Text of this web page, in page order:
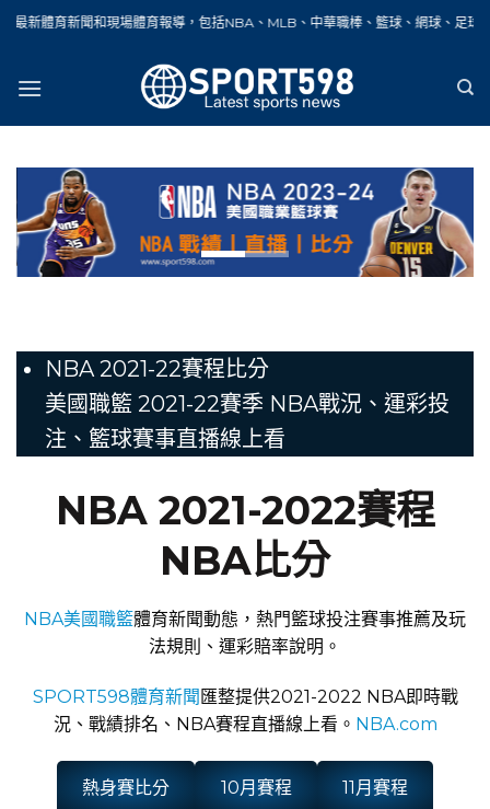
Skip現場體育報導，包括NBA、MLB、中華職棒、籃球、網球、足球、賽車、自行
NBA 2021-22賽程比分
美國職籃 2021-22賽季 NBA戰況、運彩投
注、籃球賽事直播線上看
NBA 2021-2022賽程
NBA比分
NBA美國職籃體育新聞動態，熱門籃球投注賽事推薦及玩
法規則、運彩賠率說明。
SPORT598體育新聞 匯整提供2021-2022 NBA即時戰
況、戰績排名、NBA賽程直播線上看。 NBA.com
熱身賽比分 10月賽程 11月賽程